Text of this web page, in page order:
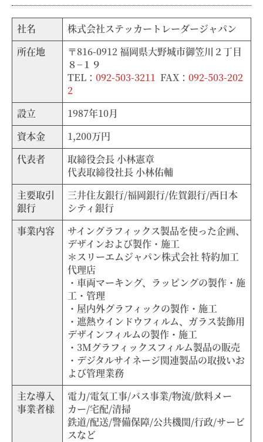
社名
株式会社ステッカートレーダージャパン
所在地
〒816-0912 福岡県大野城市御笠川２丁目
８−１９
TEL： 092-503-3211 FAX： 092-503-202
2
設立
1987年10月
資本金
1,200万円
代表者
取締役会長 小林憲章
代表取締役社長 小林佑輔
主要取引
銀行
三井住友銀行/福岡銀行/佐賀銀行/西日本
シティ銀行
事業内容
サイングラフィックス製品を使った企画、
デザインおよび製作・施工
＊スリーエムジャパン株式会社 特約加工
代理店
・車両マーキング、ラッピングの製作・施
工・管理
・屋内外グラフィックの製作・施工
・遮熱ウインドウフィルム、ガラス装飾用
デザインフィルムの製作・施工
・3Mグラフィックスフィルム製品の販売
・デジタルサイネージ関連製品の取扱いお
よび管理業務
主な導入
事業者様
電力/電気工事/バス事業/物流/飲料メー
カー/宅配/清掃
鉄道/配送/警備保障/公共機関/行政/サービ
スなど